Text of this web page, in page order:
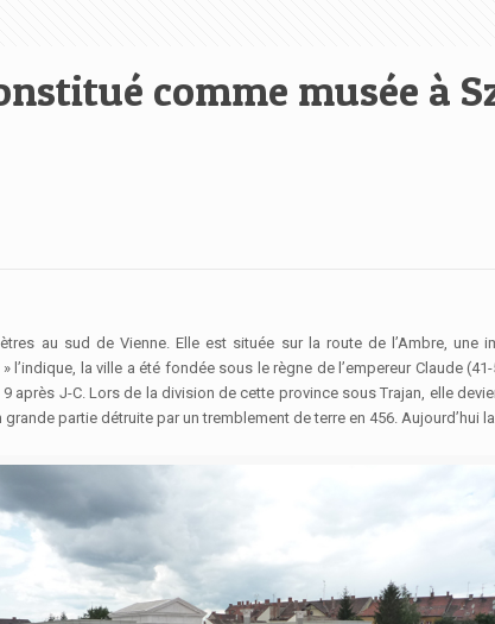
comme musée à
au sud de Vienne. Elle est située sur la route de l’Ambre,
l’indique, la ville a été fondée sous le règne de l’empereur Claude
J-C. Lors de la division de cette province sous Trajan, elle
partie détruite par un tremblement de terre en 456.